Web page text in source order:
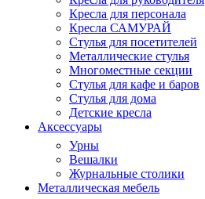
Кресла для персонала
Кресла САМУРАЙ
Стулья для посетителей
Металлические стулья
Многоместные секции
Стулья для кафе и баров
Стулья для дома
Детские кресла
Аксессуары
Урны
Вешалки
Журнальные столики
Металлическая мебель